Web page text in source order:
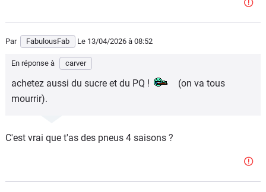
Par FabulousFab Le 13/04/2026 à 08:52
En réponse à carver
achetez aussi du sucre et du PQ !
(on va tous
mourrir).
C'est vrai que t'as des pneus 4 saisons ?